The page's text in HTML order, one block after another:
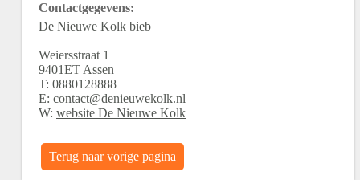
Contactgegevens:
De Nieuwe Kolk bieb
Weiersstraat 1
9401ET Assen
T: 0880128888
E: contact@denieuwekolk.nl
W: website De Nieuwe Kolk
Terug naar vorige pagina